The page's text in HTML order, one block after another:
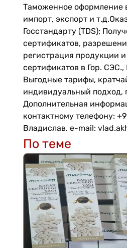
Таможенное оформление
импорт, экспорт и
Госстандарту (TDS);
сертификатов,
регистрация продукции
сертификатов в Гор.
Выгодные тарифы,
индивидуальный подход,
Дополнительная
контактному телефону:
Владислав. е-mail:
По теме